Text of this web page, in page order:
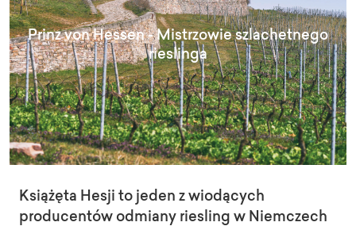
Prinz von Hessen - Mistrzowie szlachetnego
rieslinga
Książęta Hesji to jeden z wiodących
producentów odmiany riesling w Niemczech